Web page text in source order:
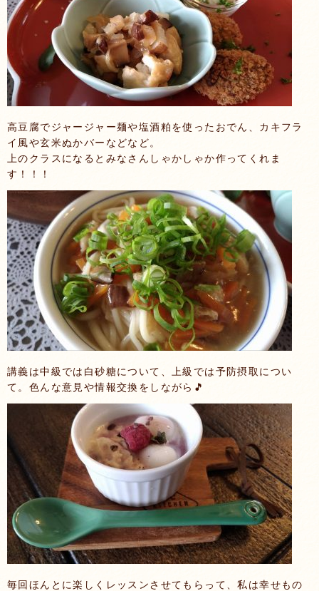
高豆腐でジャージャー麺や塩酒粕を使ったおでん、カキフラ
イ風や玄米ぬかバーなどなど。
上のクラスになるとみなさんしゃかしゃか作ってくれま
す！！！
講義は中級では白砂糖について、上級では予防摂取につい
て。色んな意見や情報交換をしながら🎵
毎回ほんとに楽しくレッスンさせてもらって、私は幸せもの